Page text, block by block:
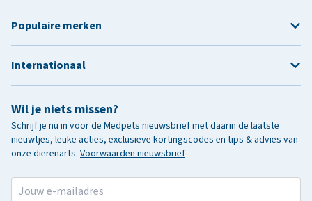
Wil je niets missen?
Schrijf je nu in voor de Medpets nieuwsbrief met daarin de laatste
nieuwtjes, leuke acties, exclusieve kortingscodes en tips & advies van
onze dierenarts. Voorwaarden nieuwsbrief
Populaire merken
Internationaal